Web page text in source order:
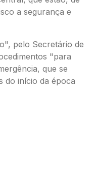
a segurança e
pelo Secretário de
"para
que se
do início da época